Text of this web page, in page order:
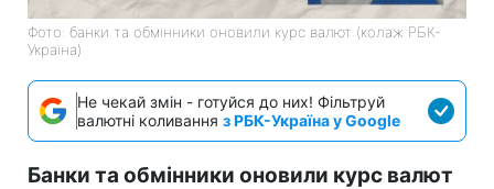
Фото: банки та обмінники оновили курс валют (колаж РБК-
Україна)
Не чекай змін - готуйся до них! Фільтруй
валютні коливання з РБК-Україна у Google
Банки та обмінники оновили курс валют